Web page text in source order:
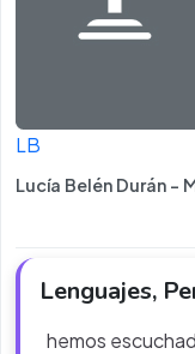
LB
Lucía Belén Durán -
Lenguajes,
hemos